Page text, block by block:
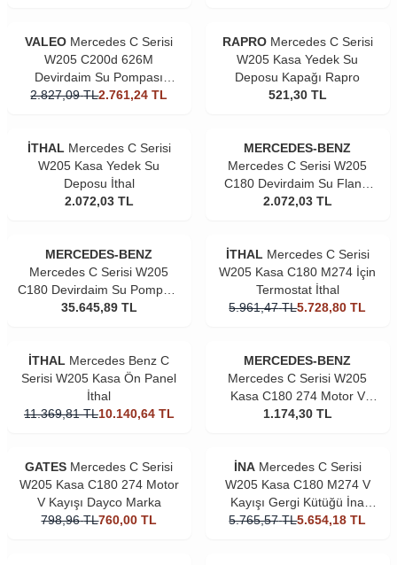
VALEO Mercedes C Serisi
W205 C200d 626M
Devirdaim Su Pompası
Valeo Marka
2.827,09 TL2.761,24 TL
RAPRO Mercedes C Serisi
W205 Kasa Yedek Su
Deposu Kapağı Rapro
521,30 TL
İTHAL Mercedes C Serisi
W205 Kasa Yedek Su
Deposu İthal
2.072,03 TL
MERCEDES-BENZ
Mercedes C Serisi W205
C180 Devirdaim Su Flanşı
Orjinal
2.072,03 TL
MERCEDES-BENZ
Mercedes C Serisi W205
C180 Devirdaim Su Pompası
Elektirikli Orjinal
35.645,89 TL
İTHAL Mercedes C Serisi
W205 Kasa C180 M274 İçin
Termostat İthal
5.961,47 TL5.728,80 TL
İTHAL Mercedes Benz C
Serisi W205 Kasa Ön Panel
İthal
11.369,81 TL10.140,64 TL
MERCEDES-BENZ
Mercedes C Serisi W205
Kasa C180 274 Motor V
Kayışı Orjinal
1.174,30 TL
GATES Mercedes C Serisi
W205 Kasa C180 274 Motor
V Kayışı Dayco Marka
798,96 TL760,00 TL
İNA Mercedes C Serisi
W205 Kasa C180 M274 V
Kayışı Gergi Kütüğü İna
Marka
5.765,57 TL5.654,18 TL